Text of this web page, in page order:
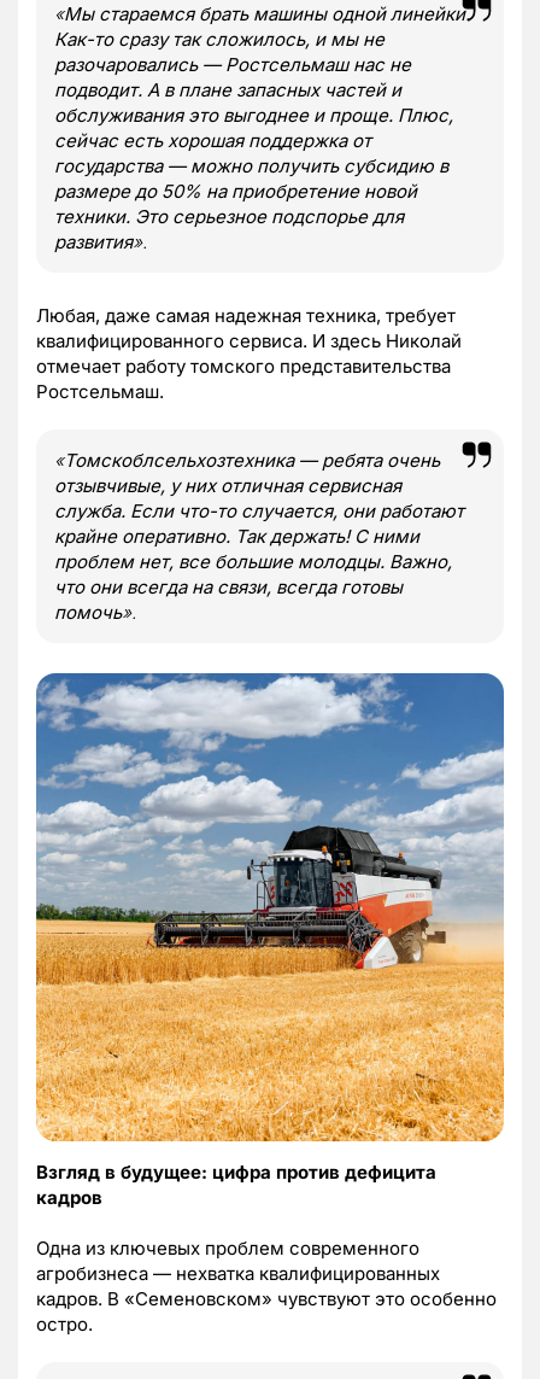
«Мы стараемся брать машины одной линейки.
Как-то сразу так сложилось, и мы не
разочаровались — Ростсельмаш нас не
подводит. А в плане запасных частей и
обслуживания это выгоднее и проще. Плюс,
сейчас есть хорошая поддержка от
государства — можно получить субсидию в
размере до 50% на приобретение новой
техники. Это серьезное подспорье для
развития».
Любая, даже самая надежная техника, требует
квалифицированного сервиса. И здесь Николай
отмечает работу томского представительства
Ростсельмаш.
«Томскоблсельхозтехника — ребята очень
отзывчивые, у них отличная сервисная
служба. Если что-то случается, они работают
крайне оперативно. Так держать! С ними
проблем нет, все большие молодцы. Важно,
что они всегда на связи, всегда готовы
помочь».
Взгляд в будущее: цифра против дефицита
кадров
Одна из ключевых проблем современного
агробизнеса — нехватка квалифицированных
кадров. В «Семеновском» чувствуют это особенно
остро.